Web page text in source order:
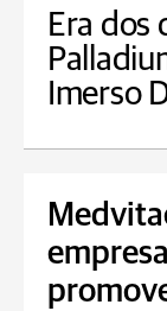
Era dos
Imerso